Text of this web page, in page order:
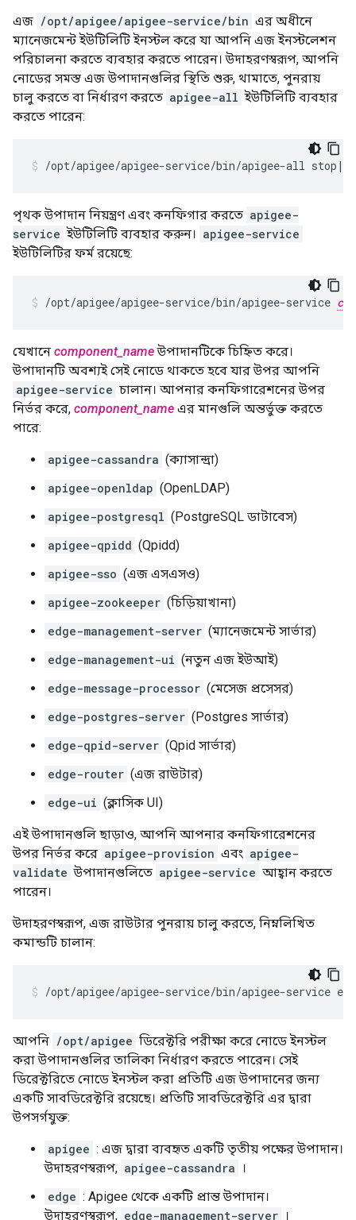
এজ /opt/apigee/apigee-service/bin এর অধীনে
ম্যানেজমেন্ট ইউটিলিটি ইনস্টল করে যা আপনি এজ ইনস্টলেশন
পরিচালনা করতে ব্যবহার করতে পারেন। উদাহরণস্বরূপ, আপনি
নোডের সমস্ত এজ উপাদানগুলির স্থিতি শুরু, থামাতে, পুনরায়
চালু করতে বা নির্ধারণ করতে apigee-all ইউটিলিটি ব্যবহার
করতে পারেন:
/opt/apigee/apigee-service/bin/apigee-all
পৃথক উপাদান নিয়ন্ত্রণ এবং কনফিগার করতে apigee-
service ইউটিলিটি ব্যবহার করুন। apigee-service
ইউটিলিটির ফর্ম রয়েছে:
/opt/apigee/apigee-service/bin/apigee-service
যেখানে component_nameউপাদানটিকে চিহ্নিত করে।
উপাদানটি অবশ্যই সেই নোডে থাকতে হবে যার উপর আপনি
apigee-service চালান। আপনার কনফিগারেশনের উপর
নির্ভর করে, component_name এর মানগুলি অন্তর্ভুক্ত করতে
পারে:
apigee-cassandra (ক্যাসান্দ্রা)
apigee-openldap (OpenLDAP)
apigee-postgresql (PostgreSQL ডাটাবেস)
apigee-qpidd (Qpidd)
apigee-sso (এজ এসএসও)
apigee-zookeeper (চিড়িয়াখানা)
edge-management-server (ম্যানেজমেন্ট সার্ভার)
edge-management-ui (নতুন এজ ইউআই)
edge-message-processor (মেসেজ প্রসেসর)
edge-postgres-server (Postgres সার্ভার)
edge-qpid-server (Qpid সার্ভার)
edge-router (এজ রাউটার)
edge-ui (ক্লাসিক UI)
এই উপাদানগুলি ছাড়াও, আপনি আপনার কনফিগারেশনের
উপর নির্ভর করে apigee-provision এবং apigee-
validate উপাদানগুলিতে apigee-service আহ্বান করতে
পারেন।
উদাহরণস্বরূপ, এজ রাউটার পুনরায় চালু করতে, নিম্নলিখিত
কমান্ডটি চালান:
/opt/apigee/apigee-service/bin/apigee-service
আপনি /opt/apigee ডিরেক্টরি পরীক্ষা করে নোডে ইনস্টল
করা উপাদানগুলির তালিকা নির্ধারণ করতে পারেন। সেই
ডিরেক্টরিতে নোডে ইনস্টল করা প্রতিটি এজ উপাদানের জন্য
একটি সাবডিরেক্টরি রয়েছে। প্রতিটি সাবডিরেক্টরি এর দ্বারা
উপসর্গযুক্ত:
apigee : এজ দ্বারা ব্যবহৃত একটি তৃতীয় পক্ষের উপাদান।
উদাহরণস্বরূপ, apigee-cassandra
।
edge : Apigee থেকে একটি প্রান্ত উপাদান।
উদাহরণস্বরূপ, edge-management-server ।